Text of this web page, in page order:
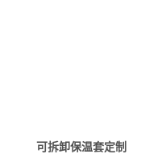
可拆卸保温套定制